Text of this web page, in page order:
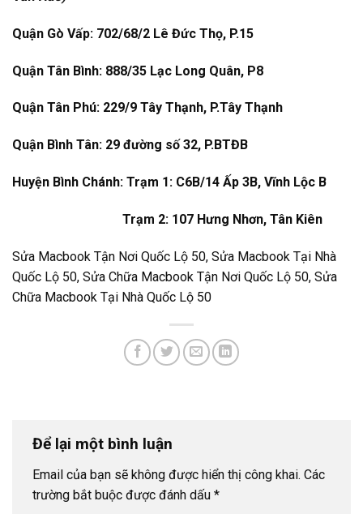
Quận Gò Vấp: 702/68/2 Lê Đức Thọ, P.15
Quận Tân Bình: 888/35 Lạc Long Quân, P8
Quận Tân Phú: 229/9 Tây Thạnh, P.Tây Thạnh
Quận Bình Tân: 29 đường số 32, P.BTĐB
Huyện Bình Chánh: Trạm 1: C6B/14 Ấp 3B, Vĩnh Lộc B
Trạm 2: 107 Hưng Nhơn, Tân Kiên
Sửa Macbook Tận Nơi Quốc Lộ 50, Sửa Macbook Tại Nhà
Quốc Lộ 50, Sửa Chữa Macbook Tận Nơi Quốc Lộ 50, Sửa
Chữa Macbook Tại Nhà Quốc Lộ 50
Để lại một bình luận
Email của bạn sẽ không được hiển thị công khai. Các
trường bắt buộc được đánh dấu *